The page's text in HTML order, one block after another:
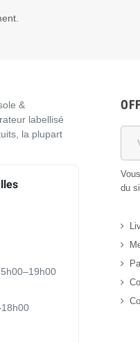
&
labellisé
la plupart
du